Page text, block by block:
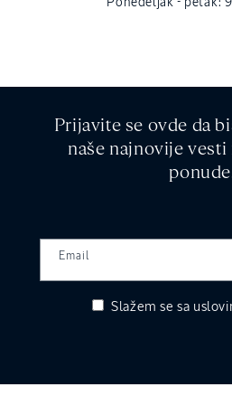
Prijavite se ovde da
naše najnovije
Email
Slažem se sa